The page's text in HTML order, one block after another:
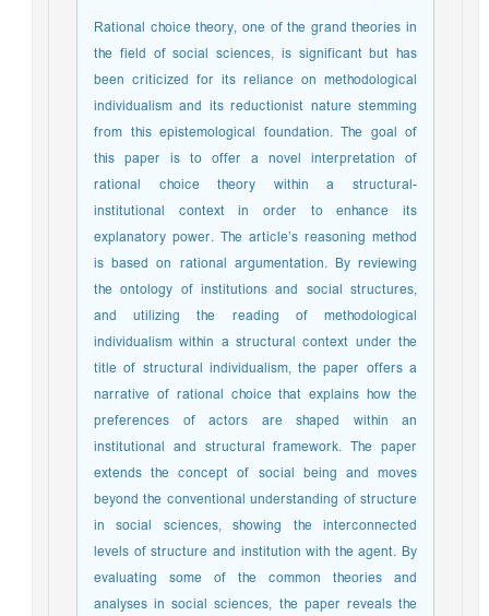
Rational choice theory, one of the grand theories in
the field of social sciences, is significant but has
been criticized for its reliance on methodological
individualism and its reductionist nature stemming
from this epistemological foundation. The goal of
this paper is to offer a novel interpretation of
rational choice theory within a structural-
institutional context in order to enhance its
explanatory power. The article’s reasoning method
is based on rational argumentation. By reviewing
the ontology of institutions and social structures,
and utilizing the reading of methodological
individualism within a structural context under the
title of structural individualism, the paper offers a
narrative of rational choice that explains how the
preferences of actors are shaped within an
institutional and structural framework. The paper
extends the concept of social being and moves
beyond the conventional understanding of structure
in social sciences, showing the interconnected
levels of structure and institution with the agent. By
evaluating some of the common theories and
analyses in social sciences, the paper reveals the